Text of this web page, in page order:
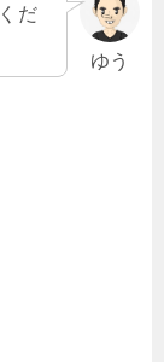
ゆう
だ